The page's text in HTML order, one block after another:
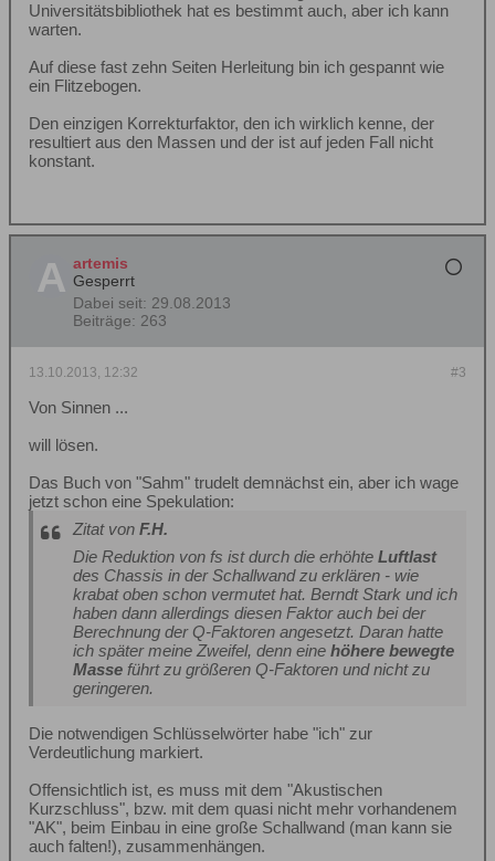
Universitätsbibliothek hat es bestimmt auch, aber ich kann
warten.
Auf diese fast zehn Seiten Herleitung bin ich gespannt wie
ein Flitzebogen.
Den einzigen Korrekturfaktor, den ich wirklich kenne, der
resultiert aus den Massen und der ist auf jeden Fall nicht
konstant.
artemis
Gesperrt
Dabei seit: 29.08.2013
Beiträge: 263
#3
13.10.2013, 12:32
Von Sinnen ...
will lösen.
Das Buch von "Sahm" trudelt demnächst ein, aber ich wage
jetzt schon eine Spekulation:
Zitat von F.H.
Die Reduktion von fs ist durch die erhöhte Luftlast
des Chassis in der Schallwand zu erklären - wie
krabat oben schon vermutet hat. Berndt Stark und ich
haben dann allerdings diesen Faktor auch bei der
Berechnung der Q-Faktoren angesetzt. Daran hatte
ich später meine Zweifel, denn eine höhere bewegte
Masse führt zu größeren Q-Faktoren und nicht zu
geringeren.
Die notwendigen Schlüsselwörter habe "ich" zur
Verdeutlichung markiert.
Offensichtlich ist, es muss mit dem "Akustischen
Kurzschluss", bzw. mit dem quasi nicht mehr vorhandenem
"AK", beim Einbau in eine große Schallwand (man kann sie
auch falten!), zusammenhängen.